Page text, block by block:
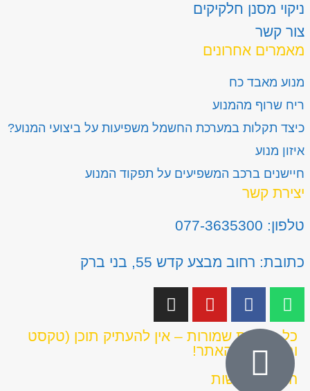
ניקוי מסנן חלקיקים
צור קשר
מאמרים אחרונים
מנוע מאבד כח
ריח שרוף מהמנוע
כיצד תקלות במערכת החשמל משפיעות על ביצועי המנוע?
איזון מנוע
חיישנים ברכב המשפיעים על תפקוד המנוע
יצירת קשר
טלפון: 077-3635300
כתובת: רחוב מבצע קדש 55, בני ברק
כל הזכויות שמורות – אין להעתיק תוכן (טקסט
ותמונות) מהאתר!
הצהרת נגישות